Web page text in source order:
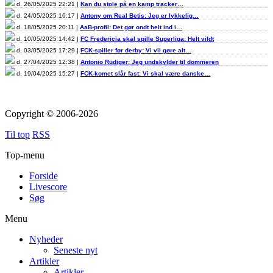
d. 26/05/2025 22:21 | Kan du stole på en kamp tracker…
d. 24/05/2025 16:17 | Antony om Real Betis: Jeg er lykkelig…
d. 18/05/2025 20:11 | AaB-profil: Det gør ondt helt ind i…
d. 10/05/2025 14:42 | FC Fredericia skal spille Superliga: Helt vildt
d. 03/05/2025 17:29 | FCK-spiller før derby: Vi vil gøre alt…
d. 27/04/2025 12:38 | Antonio Rüdiger: Jeg undskylder til dommeren
d. 19/04/2025 15:27 | FCK-komet slår fast: Vi skal være danske…
Copyright © 2006-2026
Til top RSS
Top-menu
Forside
Livescore
Søg
Menu
Nyheder
Seneste nyt
Artikler